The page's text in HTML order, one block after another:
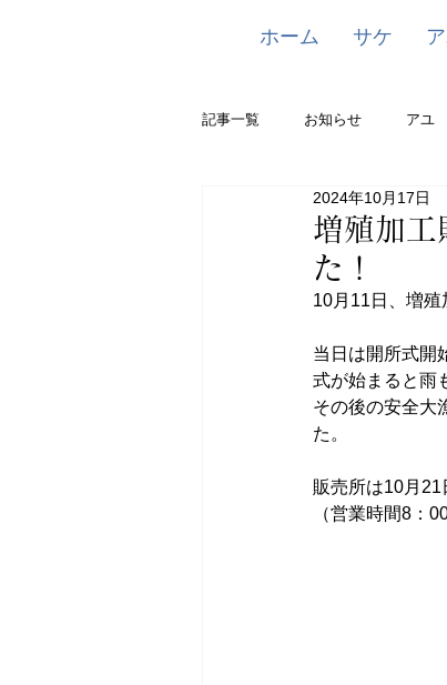
ホーム サケ
記事一覧 お知らせ アユ
増殖加工
た！
2024年10月17日
10月11日、増殖
当日は開所式開
式が始まると雨
その後の安全大
た。
販売所は10月21
（営業時間8：